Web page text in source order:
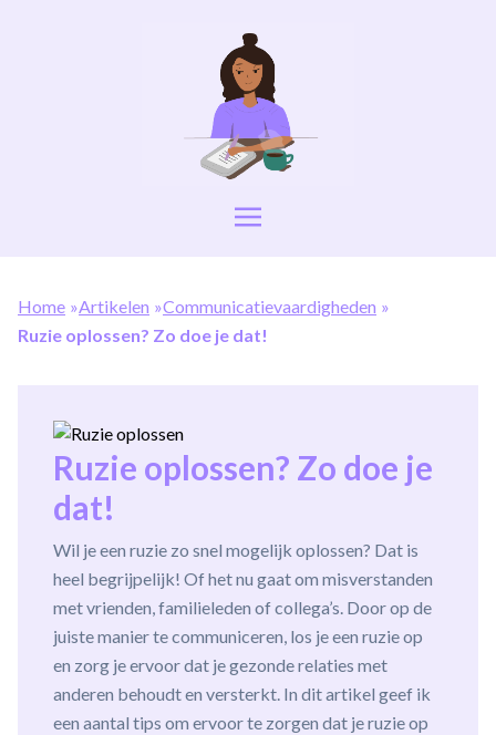
Home »Artikelen »Communicatievaardigheden »
Ruzie oplossen? Zo doe je dat!
Ruzie oplossen? Zo doe je
dat!
Wil je een ruzie zo snel mogelijk oplossen? Dat is
heel begrijpelijk! Of het nu gaat om misverstanden
met vrienden, familieleden of collega’s. Door op de
juiste manier te communiceren, los je een ruzie op
en zorg je ervoor dat je gezonde relaties met
anderen behoudt en versterkt. In dit artikel geef ik
een aantal tips om ervoor te zorgen dat je ruzie op